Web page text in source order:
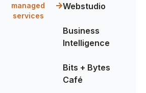
managed
services
Webstudio
Business
Intelligence
Bits + Bytes
Café